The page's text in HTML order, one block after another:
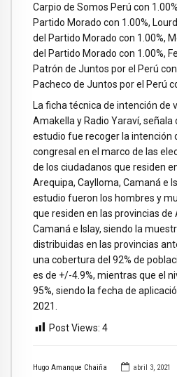
Hugo Amanque Chaiña abril 3, 2021
Carpio de Somos Perú con
Partido Morado con 1.00%,
del Partido Morado con 1.00%,
del Partido Morado con 1.00%,
Patrón de Juntos por el Perú
Pacheco de Juntos por el Perú
La ficha técnica de intención de
Amakella y Radio Yaraví, señala
estudio fue recoger la intención
congresal en el marco de las
de los ciudadanos que residen
Arequipa, Caylloma, Camaná e
estudio fueron los hombres y
que residen en las provincias de
Camaná e Islay, siendo la
distribuidas en las provincias
una cobertura del 92% de
es de +/-4.9%, mientras que el
95%, siendo la fecha de
2021.
Post Views: 4